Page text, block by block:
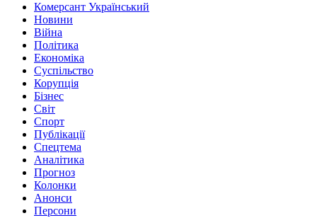
Комерсант Український
Новини
Війна
Політика
Економіка
Суспільство
Корупція
Бізнес
Світ
Спорт
Публікації
Спецтема
Аналітика
Прогноз
Колонки
Анонси
Персони